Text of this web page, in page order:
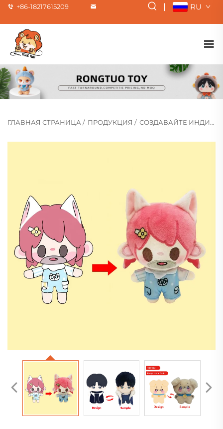
+86-18217615209 | RU
ГЛАВНАЯ СТРАНИЦА / ПРОДУКЦИЯ / СОЗДАВАЙТЕ ИНДИВИДУАЛЬНЫЕ МЯГКИЕ ИГРУШКИ(ПОПУЛЯРНОЕ)